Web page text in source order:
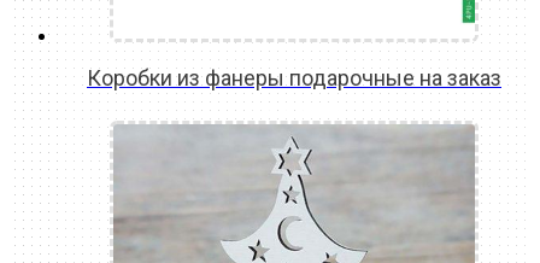
Коробки из фанеры подарочные на заказ
READ MORE